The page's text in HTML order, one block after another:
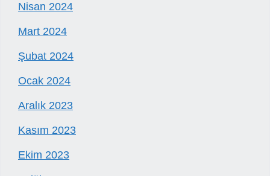
Nisan 2024
Mart 2024
Şubat 2024
Ocak 2024
Aralık 2023
Kasım 2023
Ekim 2023